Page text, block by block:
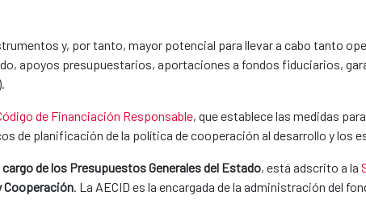
y, por tanto, mayor potencial para llevar a cabo tanto
apoyos presupuestarios, aportaciones a fondos fiduciarios,
de Financiación Responsable, que establece las medidas
de planificación de la política de cooperación al desarrollo y los
de los Presupuestos Generales del Estado, está adscrito a la
Cooperación . La AECID es la encargada de la administración del